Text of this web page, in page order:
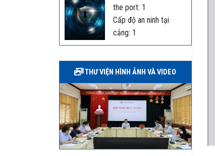
the port: 1
Cấp độ an ninh tại
cảng: 1
THƯ VIỆN HÌNH ẢNH VÀ VIDEO